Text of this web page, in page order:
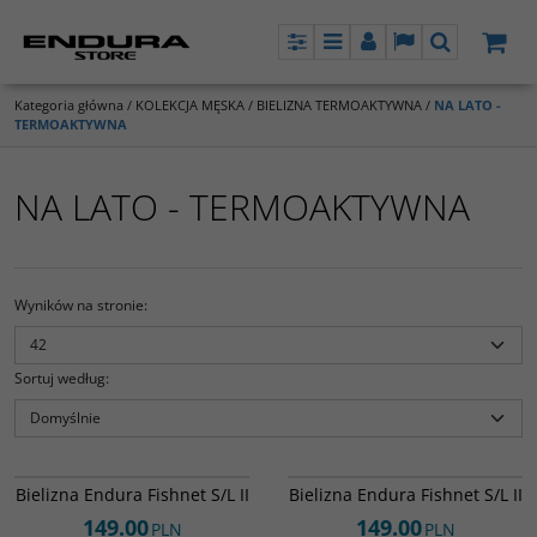
PanelMenuPanel LangSzukaj
Kategoria główna / KOLEKCJA MĘSKA / BIELIZNA TERMOAKTYWNA / NA LATO -
TERMOAKTYWNA
NA LATO - TERMOAKTYWNA
Wyników na stronie:
Sortuj według:
strukturze siatki o bardzo mocno
dopasowanym kroju oddzielająca
Bielizna Endura Fishnet S/L II
149.00PLN
strukturze siatki o bardzo mocno
dopasowanym kroju oddzielająca
Bielizna Endura Fishnet S/L II
149.00PLN